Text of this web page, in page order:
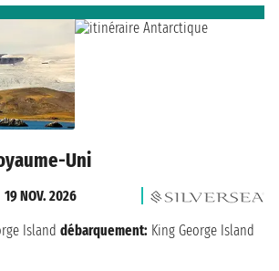
Uni
19 NOV. 2026
Island débarquement: King George Island